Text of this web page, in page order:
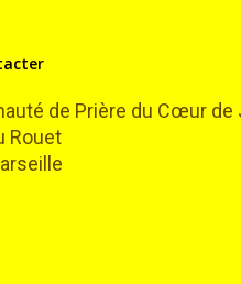
de Prière du Cœur de
Rouet